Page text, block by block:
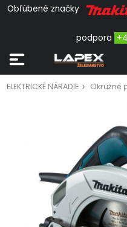
Obľúbené značky
podpora
ELEKTRICKÉ NÁRADIE Okružné